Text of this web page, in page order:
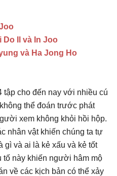
Do Il và In Joo
và Ha Jong Ho
tập cho đến nay với nhiều cú
thể đoán trước phát
xem không khỏi hồi hộp.
nhân vật khiến chúng ta tự
gì và ai là kẻ xấu và kẻ tốt
tố này khiến người hâm mộ
về các kịch bản có thể xảy